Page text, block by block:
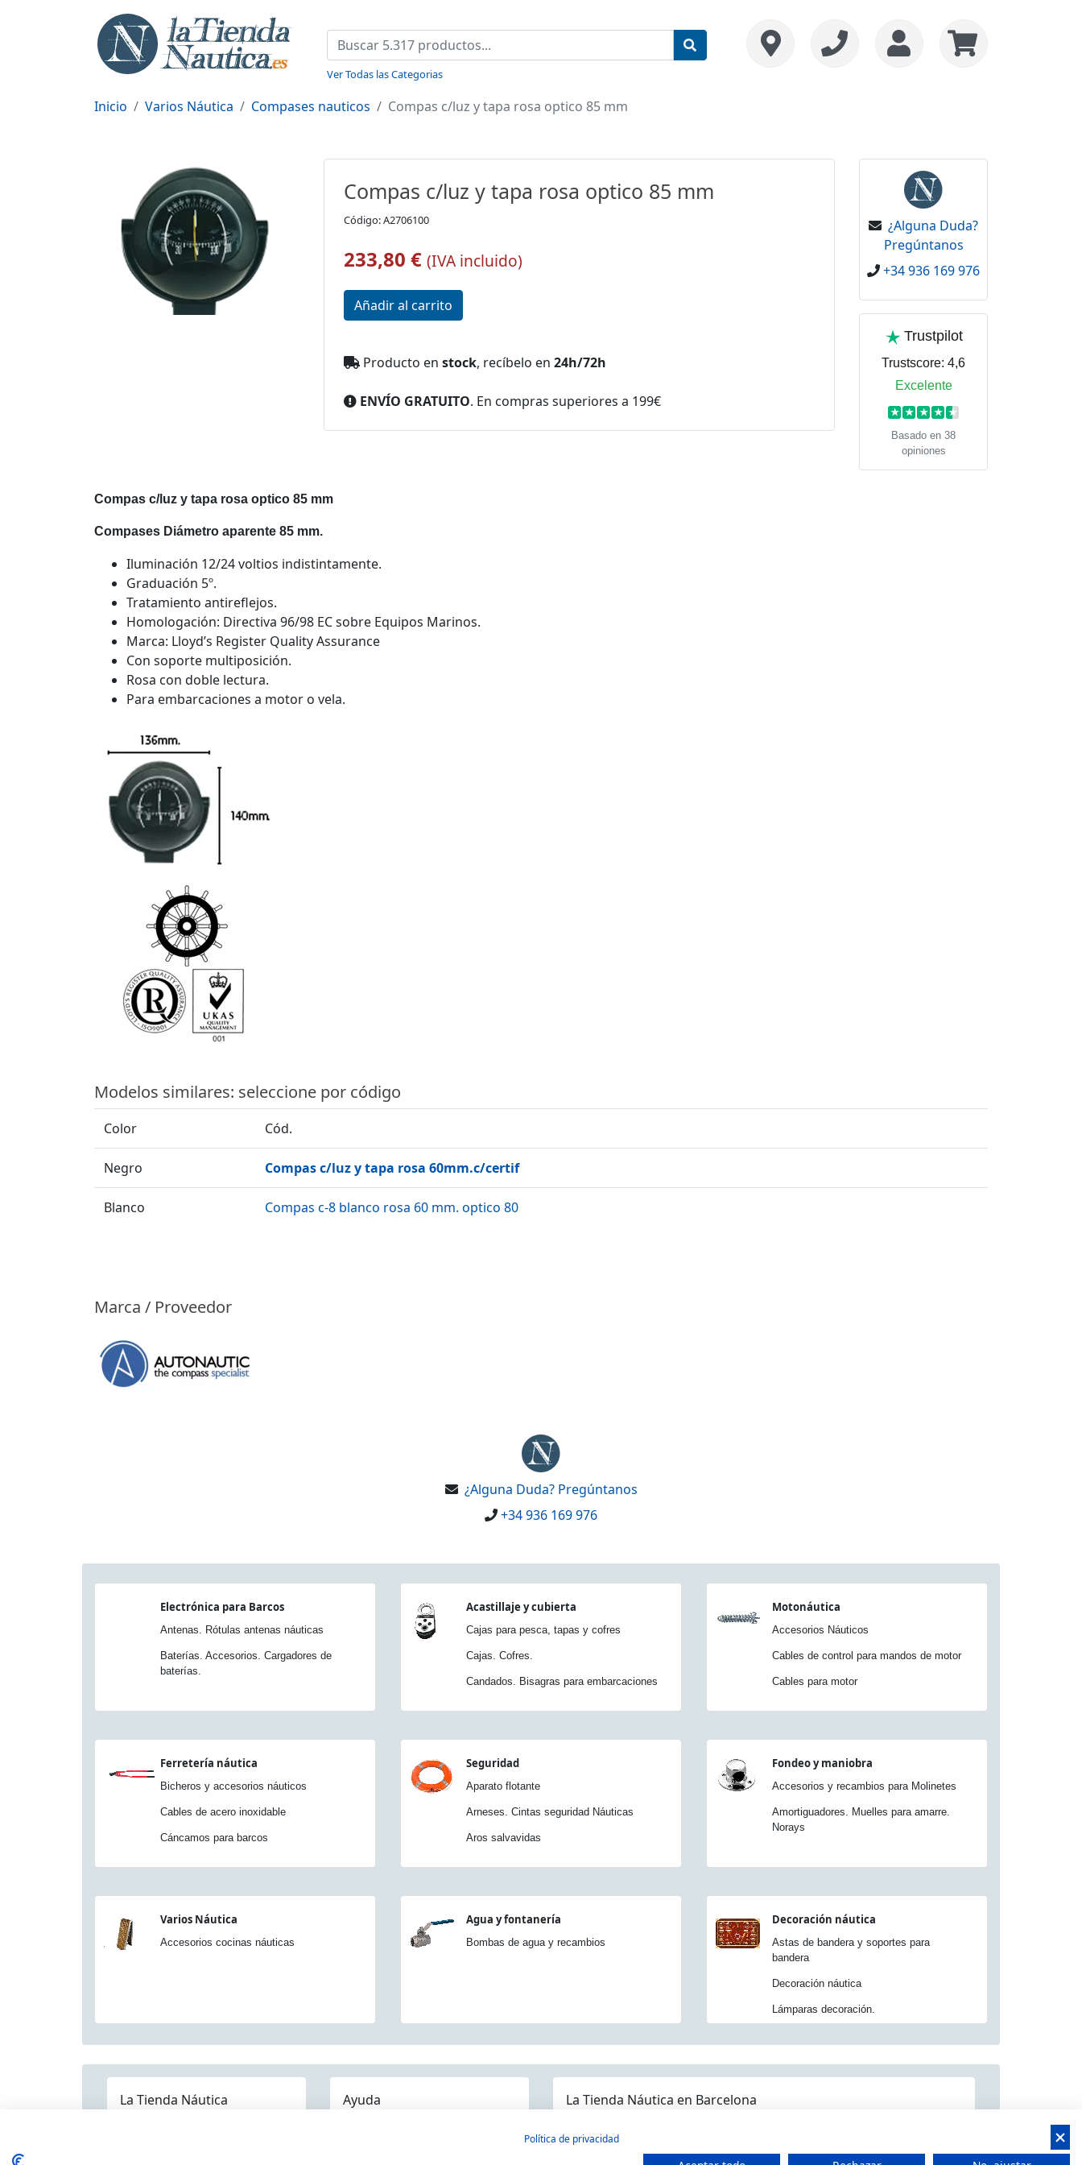
Ver Todas las Categorias
Inicio Varios Náutica Compases nauticos Compas c/luz y tapa rosa optico 85 mm
Compas c/luz y tapa rosa optico 85 mm
Código: A2706100
233,80 € (IVA incluido)
Producto en stock, recíbelo en 24h/72h
ENVÍO GRATUITO. En compras superiores a 199€
¿Alguna Duda?
Pregúntanos
+34 936 169 976
Trustpilot
Trustscore: 4,6
Excelente
★ ★ ★ ★ ★
Basado en 38
opiniones
Compas c/luz y tapa rosa optico 85 mm
Compases Diámetro aparente 85 mm.
Iluminación 12/24 voltios indistintamente.
Graduación 5º.
Tratamiento antireflejos.
Homologación: Directiva 96/98 EC sobre Equipos Marinos.
Marca: Lloyd’s Register Quality Assurance
Con soporte multiposición.
Rosa con doble lectura.
Para embarcaciones a motor o vela.
Modelos similares: seleccione por código
Color Cód.
Negro Compas c/luz y tapa rosa 60mm.c/certif
Blanco Compas c-8 blanco rosa 60 mm. optico 80
Marca / Proveedor
¿Alguna Duda? Pregúntanos
+34 936 169 976
Electrónica para Barcos
Antenas. Rótulas antenas náuticas
Baterías. Accesorios. Cargadores de
baterías.
Acastillaje y cubierta
Cajas para pesca, tapas y cofres
Cajas. Cofres.
Candados. Bisagras para embarcaciones
Motonáutica
Accesorios Náuticos
Cables de control para mandos de motor
Cables para motor
Ferretería náutica
Bicheros y accesorios náuticos
Cables de acero inoxidable
Cáncamos para barcos
Seguridad
Aparato flotante
Arneses. Cintas seguridad Náuticas
Aros salvavidas
Fondeo y maniobra
Accesorios y recambios para Molinetes
Amortiguadores. Muelles para amarre.
Norays
Varios Náutica
Accesorios cocinas náuticas
Agua y fontanería
Bombas de agua y recambios
Decoración náutica
Astas de bandera y soportes para
bandera
Decoración náutica
Lámparas decoración.
La Tienda Náutica Ayuda La Tienda Náutica en Barcelona
Política de privacidad